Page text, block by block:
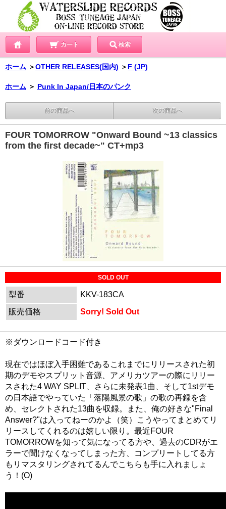
カート 検索
ホーム ＞OTHER RELEASES(国内) ＞ F (JP)
ホーム ＞ Punk In Japan/日本のパンク
前の商品へ 次の商品へ
FOUR TOMORROW "Onward Bound ~13 classics
from the first decade~" CT+mp3
SOLD OUT
型番
KKV-183CA
販売価格
Sorry! Sold Out
※ダウンロードコード付き
現在ではほぼ入手困難であるこれまでにリリースされた初
期のデモやスプリット音源、アメリカツアーの際にリリー
スされた4 WAY SPLIT、さらに未発表1曲、そして1stデモ
の日本語でやっていた「落陽風景の歌」の歌の再録を含
め、セレクトされた13曲を収録。また、俺の好きな"Final
Answer?"は入ってねーのかよ（笑）こうやってまとめてリ
リースしてくれるのは嬉しい限り。最近FOUR
TOMORROWを知って気になってる方や、過去のCDRがエ
ラーで聞けなくなってしまった方、コンプリートしてる方
もリマスタリングされてるんでこちらも手に入れましょ
う！(O)